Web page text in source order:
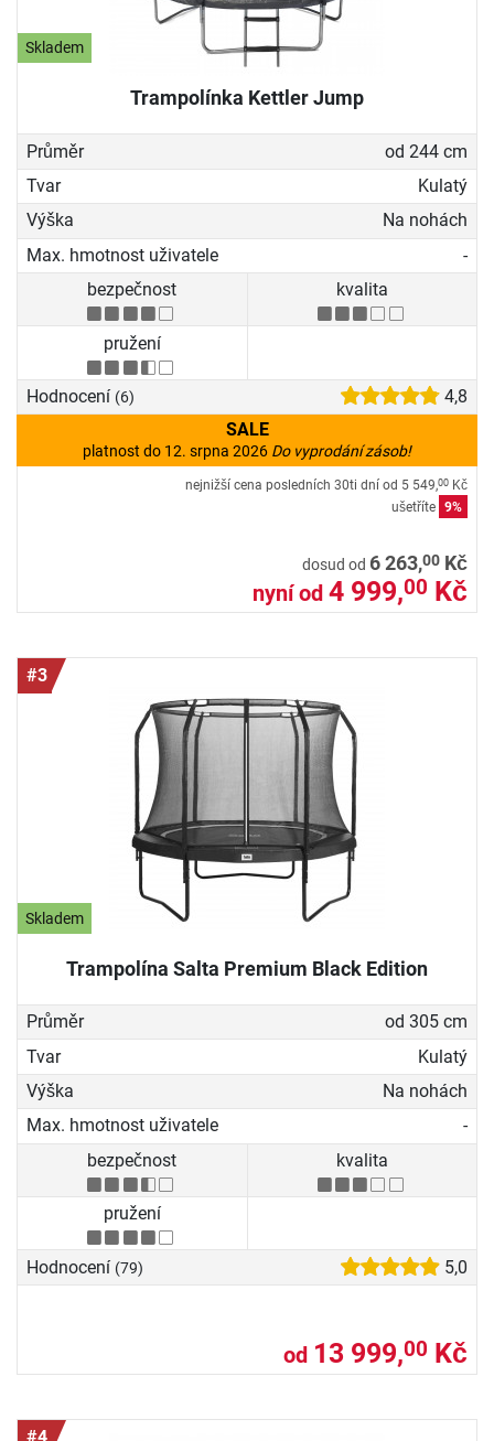
Skladem
Trampolínka Kettler Jump
Průměr
od 244 cm
Tvar
Kulatý
Výška
Na nohách
Max. hmotnost uživatele
-
bezpečnost
kvalita
pružení
Hodnocení (6)
4,8
SALE
platnost do 12. srpna 2026 Do vyprodání zásob!
nejnižší cena posledních 30ti dní od 5 549,00 Kč
ušetříte 9%
dosud od 6 263,00 Kč
nyní od 4 999,00 Kč
#3
Skladem
Trampolína Salta Premium Black Edition
Průměr
od 305 cm
Tvar
Kulatý
Výška
Na nohách
Max. hmotnost uživatele
-
bezpečnost
kvalita
pružení
Hodnocení (79) 5,0
od 13 999,00 Kč